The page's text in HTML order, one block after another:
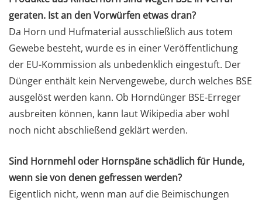
geraten. Ist an den Vorwürfen etwas dran?
Da Horn und Hufmaterial ausschließlich aus totem
Gewebe besteht, wurde es in einer Veröffentlichung
der EU-Kommission als unbedenklich eingestuft. Der
Dünger enthält kein Nervengewebe, durch welches BSE
ausgelöst werden kann. Ob Horndünger BSE-Erreger
ausbreiten können, kann laut Wikipedia aber wohl
noch nicht abschließend geklärt werden.
Sind Hornmehl oder Hornspäne schädlich für Hunde,
wenn sie von denen gefressen werden?
Eigentlich nicht, wenn man auf die Beimischungen